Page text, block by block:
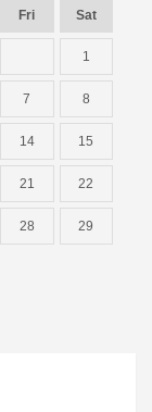
Fri Sat
1
7 8
14 15
21 22
28 29